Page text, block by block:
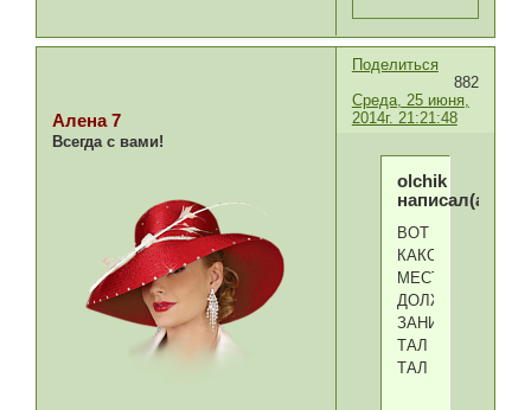
Поделиться
882
Среда, 25 июня,
2014г. 21:21:48
Алена 7
Всегда с вами!
olchik
написал(а):
ВОТ
КАКОЕ
МЕСТО
ДОЛЖЕН
ЗАНИМАТЬ
ТАЛ
ТАЛ